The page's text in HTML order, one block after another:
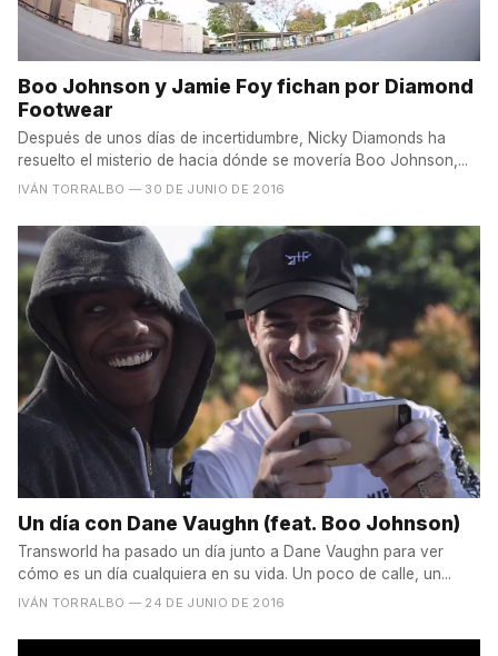
Boo Johnson y Jamie Foy fichan por Diamond
Footwear
Después de unos días de incertidumbre, Nicky Diamonds ha
resuelto el misterio de hacia dónde se movería Boo Johnson,...
IVÁN TORRALBO — 30 DE JUNIO DE 2016
Un día con Dane Vaughn (feat. Boo Johnson)
Transworld ha pasado un día junto a Dane Vaughn para ver
cómo es un día cualquiera en su vida. Un poco de calle, un...
IVÁN TORRALBO — 24 DE JUNIO DE 2016